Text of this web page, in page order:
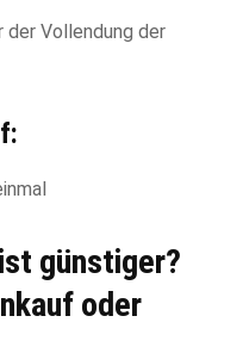
der Vollendung der
günstiger?
oder